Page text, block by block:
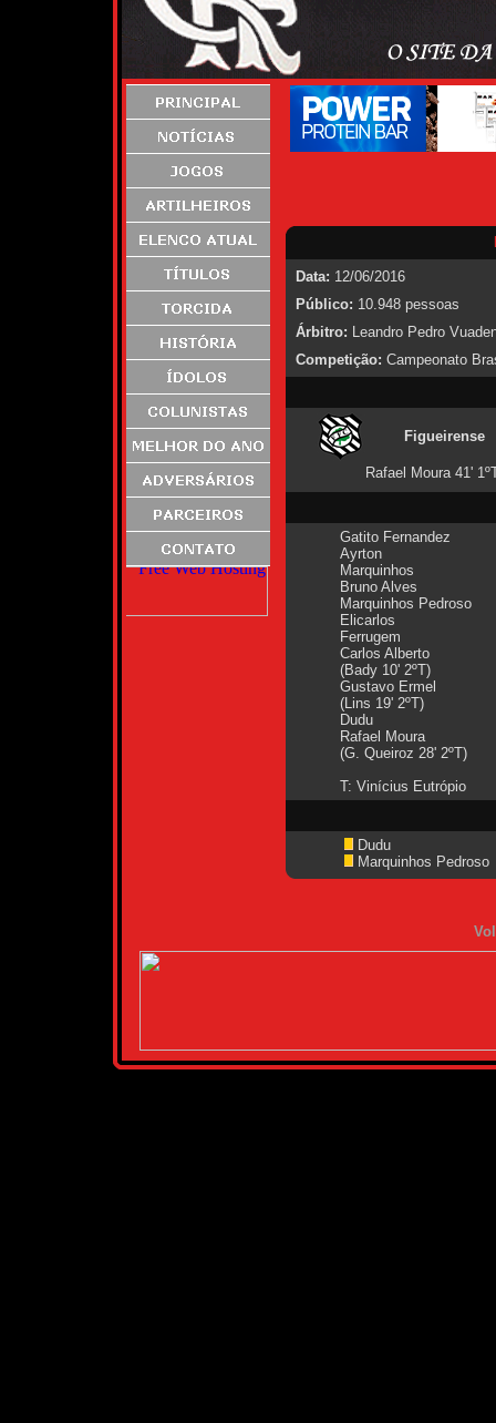
Data: 12/06/2016
Público: 10.948 pessoas
Árbitro: Leandro Pedro
Competição: Campeonato
Figueirense
Rafael Moura 41'
Gatito Fernandez
Ayrton
Marquinhos
Bruno Alves
Marquinhos Pedroso
Elicarlos
Ferrugem
Carlos Alberto
(Bady 10' 2ºT)
Gustavo Ermel
(Lins 19' 2ºT)
Dudu
Rafael Moura
(G. Queiroz 28' 2ºT)
T: Vinícius Eutrópio
Dudu
Marquinhos Pedroso